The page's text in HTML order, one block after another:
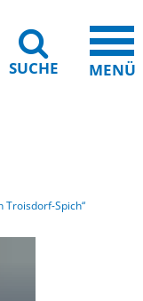
SUCHE MENÜ
Troisdorf-Spich“